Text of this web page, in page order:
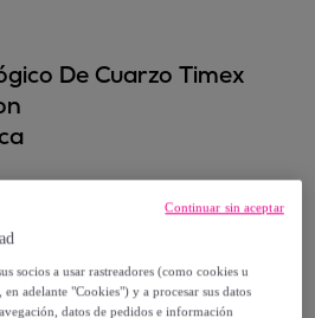
De Cuarzo Timex
socios a usar rastreadores (como cookies u
adelante "Cookies") y a procesar sus datos
datos de pedidos e información
Continuar sin aceptar